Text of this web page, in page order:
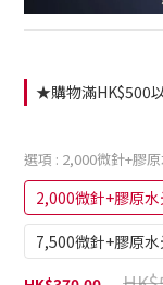
★購物滿HK$500
選項 : 2,000微針+膠
2,000微針+膠原
7,500微針+膠原